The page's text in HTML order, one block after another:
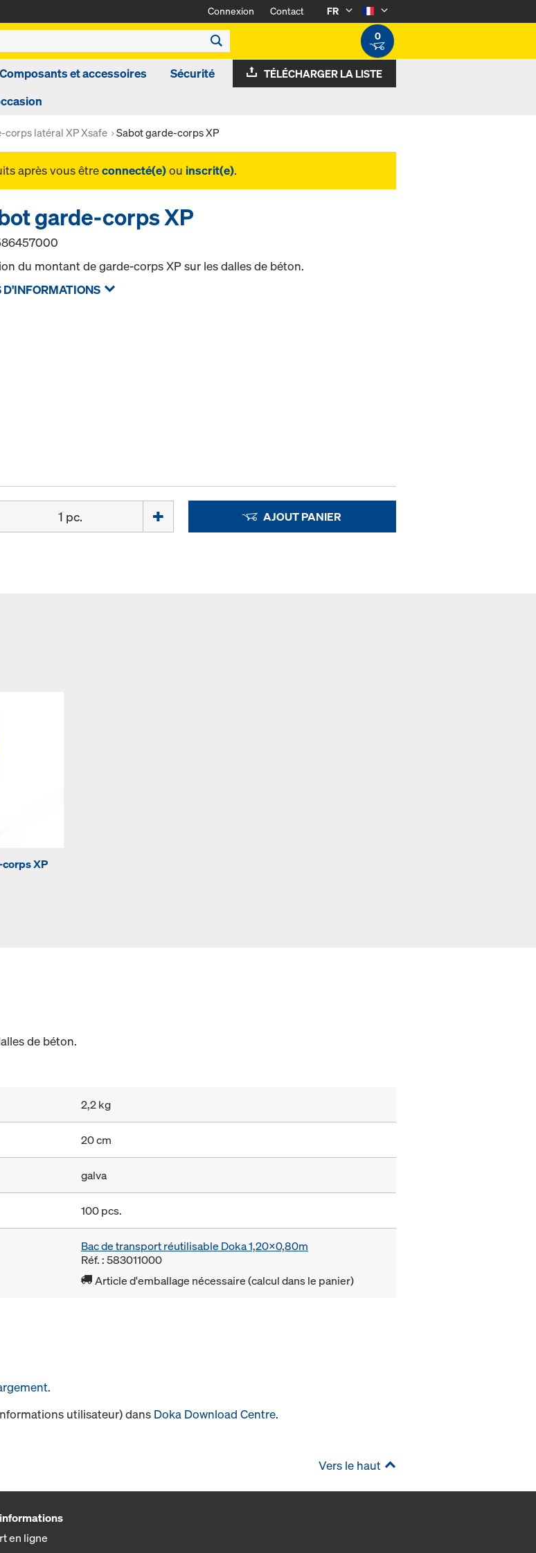
Connexion Contact
FR
0
Composants et accessoires
Sécurité
TÉLÉCHARGER LA LISTE
corps latéral XP Xsafe Sabot garde-corps XP
après vous êtreconnecté(e)ou inscrit(e).
garde-corps XP
du montant de garde-corps XP sur les dalles de béton.
D'INFORMATIONS
AJOUT PANIER
XP
de béton.
2,2 kg
20 cm
galva
100 pcs.
Bac de transport réutilisable Doka 1,20x0,80m
Réf. : 583011000
Article d'emballage nécessaire (calcul dans le panier)
.
utilisateur) dans Doka Download Centre.
Vers le haut
en ligne